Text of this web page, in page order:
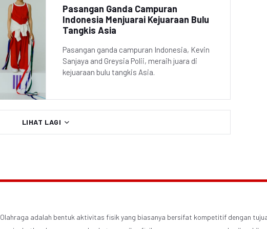
Pasangan Ganda Campuran
Indonesia Menjuarai Kejuaraan Bulu
Tangkis Asia
Pasangan ganda campuran Indonesia, Kevin
Sanjaya and Greysia Polii, meraih juara di
kejuaraan bulu tangkis Asia.
LIHAT LAGI
Olahraga adalah bentuk aktivitas fisik yang biasanya bersifat kompetitif dengan